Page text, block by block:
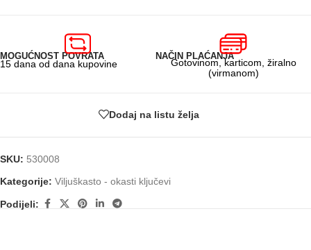
MOGUĆNOST POVRATA
15 dana od dana kupovine
NAČIN PLAĆANJA
Gotovinom, karticom, žiralno
(virmanom)
Dodaj na listu želja
SKU: 530008
Kategorije: Viljuškasto - okasti ključevi
Podijeli: